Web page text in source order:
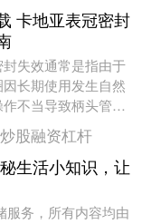
卡地亚表冠密封
失效通常是指由于
长期使用发生自然
不当导致柄头管与
，从而失去对外界
炒股融资杠杆
生活小知识，让
服务，所有内容均由